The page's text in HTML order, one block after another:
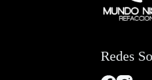
Redes